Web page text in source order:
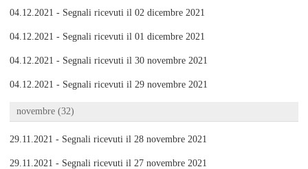
04.12.2021 - Segnali ricevuti il 02 dicembre 2021
04.12.2021 - Segnali ricevuti il 01 dicembre 2021
04.12.2021 - Segnali ricevuti il 30 novembre 2021
04.12.2021 - Segnali ricevuti il 29 novembre 2021
novembre (32)
29.11.2021 - Segnali ricevuti il 28 novembre 2021
29.11.2021 - Segnali ricevuti il 27 novembre 2021